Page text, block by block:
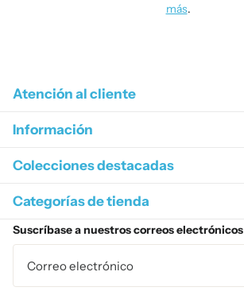
más.
Atención al cliente
Información
Colecciones destacadas
Categorías de tienda
Suscríbase a nuestros correos electrónicos